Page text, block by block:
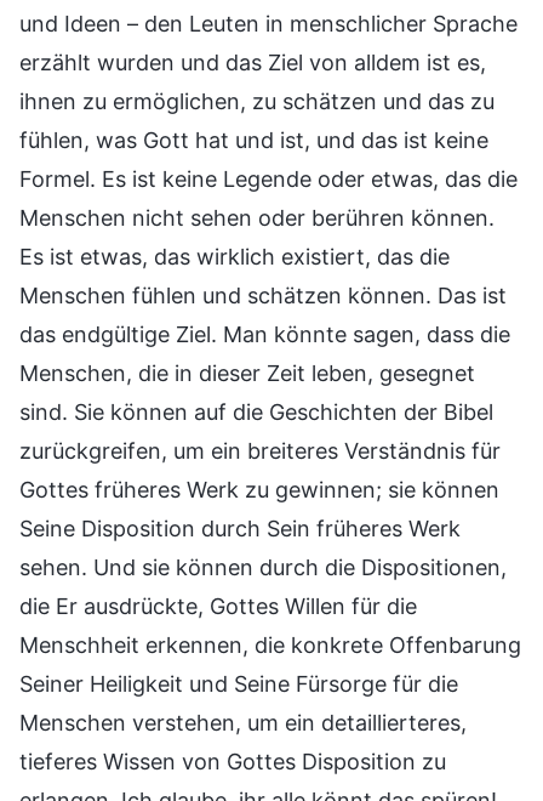
und Ideen – den Leuten in menschlicher Sprache
erzählt wurden und das Ziel von alldem ist es,
ihnen zu ermöglichen, zu schätzen und das zu
fühlen, was Gott hat und ist, und das ist keine
Formel. Es ist keine Legende oder etwas, das die
Menschen nicht sehen oder berühren können.
Es ist etwas, das wirklich existiert, das die
Menschen fühlen und schätzen können. Das ist
das endgültige Ziel. Man könnte sagen, dass die
Menschen, die in dieser Zeit leben, gesegnet
sind. Sie können auf die Geschichten der Bibel
zurückgreifen, um ein breiteres Verständnis für
Gottes früheres Werk zu gewinnen; sie können
Seine Disposition durch Sein früheres Werk
sehen. Und sie können durch die Dispositionen,
die Er ausdrückte, Gottes Willen für die
Menschheit erkennen, die konkrete Offenbarung
Seiner Heiligkeit und Seine Fürsorge für die
Menschen verstehen, um ein detaillierteres,
tieferes Wissen von Gottes Disposition zu